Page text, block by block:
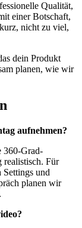
Qualität,
einer Botschaft,
nicht zu viel,
dein Produkt
planen, wie wir
aufnehmen?
360-Grad-
realistisch. Für
Settings und
planen wir